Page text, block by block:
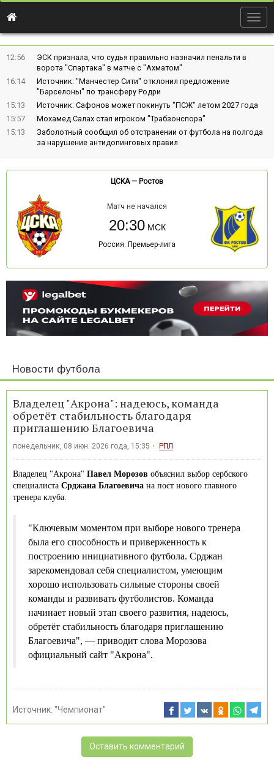
12:56
ЭСК признала, что судья правильно назначил пенальти в
ворота "Спартака" в матче с "Ахматом"
16:14
Источник: "Манчестер Сити" отклонил предложение
"Барселоны" по трансферу Родри
15:13
Источник: Сафонов может покинуть "ПСЖ" летом 2027 года
15:57
Мохамед Салах стал игроком "Трабзонспора"
15:13
Заболотный сообщил об отстранении от футбола на полгода
за нарушение антидопинговых правил
ЦСКА— Ростов
Матч не начался
20:30
Россия: Премьер-лига
Новости футбола
Владелец "Акрона": надеюсь, команда
обретёт стабильность благодаря
приглашению Благоевича
понедельник, 08 июн. 2026 года, 15:35 РПЛ
Владелец "Акрона" Павел Морозов объяснил выбор сербского
специалиста Срджана Благоевича на пост нового главного
тренера клуба.
"Ключевым моментом при выборе нового тренера
была его способность и приверженность к
построению инициативного футбола. Срджан
зарекомендовал себя специалистом, умеющим
хорошо использовать сильные стороны своей
команды и развивать футболистов. Команда
начинает новый этап своего развития, надеюсь,
обретёт стабильность благодаря приглашению
Благоевича", — приводит слова Морозова
официальный сайт "Акрона".
Источник: "Чемпионат"
Оставить комментарий